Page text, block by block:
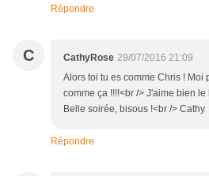
Répondre
C CathyRose 29/07/2016 21:09
Alors toi tu es comme Chris ! Moi
comme ça !!!!<br /> J'aime bien
Belle soirée, bisous !<br /> Cathy
Répondre